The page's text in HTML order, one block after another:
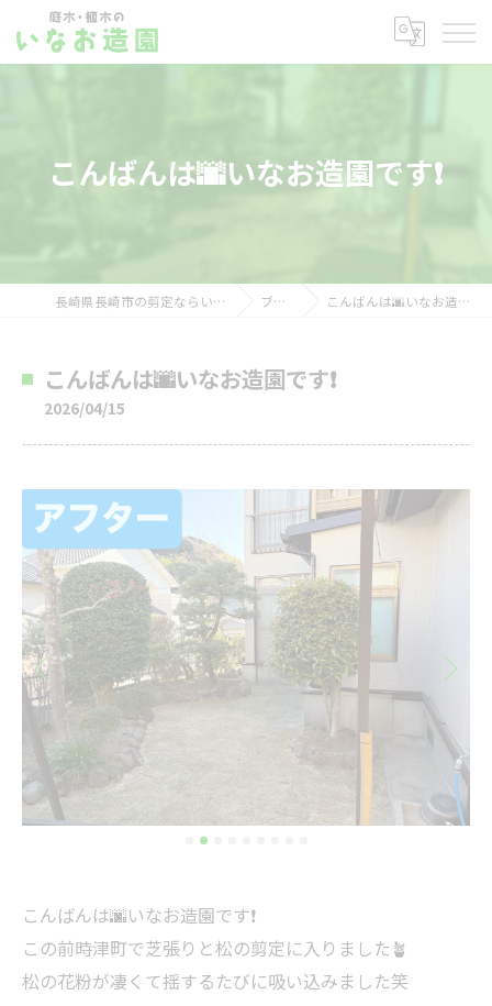
こんばんは🌆いなお造園です❗️
長崎県長崎市の剪定ならいなお造園 ブログ こんばんは🌆いなお造園です❗️
こんばんは🌆いなお造園です❗️
2026/04/15
こんばんは🌆いなお造園です❗️
この前時津町で芝張りと松の剪定に入りました🪴
松の花粉が凄くて揺するたびに吸い込みました笑